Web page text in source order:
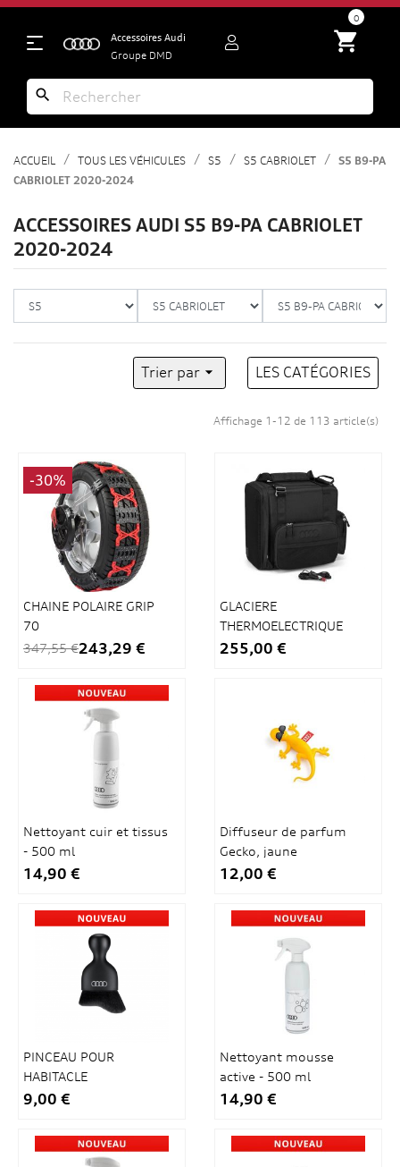
shopping_cart
0
Accessoires Audi
Groupe DMD
search
ACCUEIL TOUS LES VÉHICULES S5 S5 CABRIOLET
S5 B9-PA
CABRIOLET 2020-2024
ACCESSOIRES AUDI S5 B9-PA CABRIOLET
2020-2024
Trier par  LES CATÉGORIES
Affichage 1-12 de 113 article(s)
CHAINE POLAIRE GRIP
70
347,55 €243,29 €
-30%
GLACIERE
THERMOELECTRIQUE
14L
255,00 €
Nettoyant cuir et tissus
- 500 ml
14,90 €
Diffuseur de parfum
Gecko, jaune
12,00 €
PINCEAU POUR
HABITACLE
9,00 €
Nettoyant mousse
active - 500 ml
14,90 €